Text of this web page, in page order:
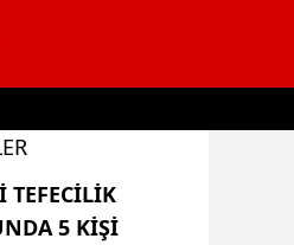
TEFECILIK
5 KIŞI